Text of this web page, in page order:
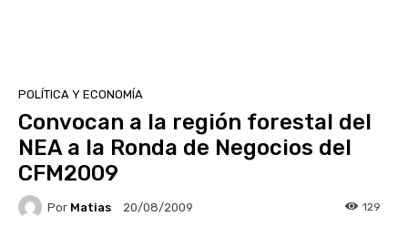
POLÍTICA Y ECONOMÍA
Convocan a la región forestal del
NEA a la Ronda de Negocios del
CFM2009
Por Matias 20/08/2009 129